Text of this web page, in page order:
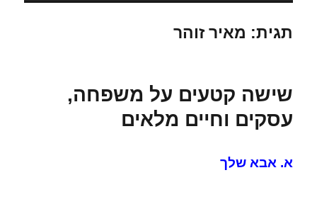
תגית: מאיר זוהר
שישה קטעים על משפחה,
עסקים וחיים מלאים
א. אבא שלך